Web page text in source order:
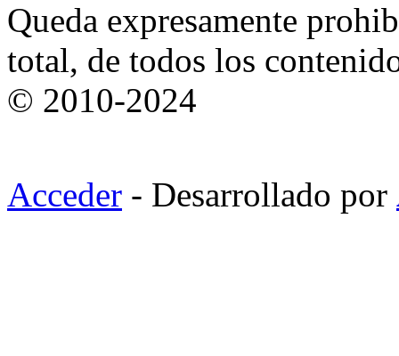
Queda expresamente
total, de todos los
© 2010-2024
Acceder - Desarrollado por